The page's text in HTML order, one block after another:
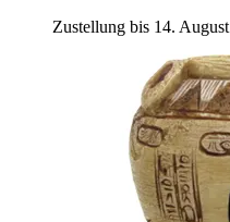
Zustellung bis 14. August